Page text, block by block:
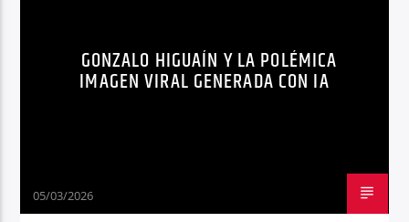
GONZALO HIGUAÍN Y LA POLÉMICA
IMAGEN VIRAL GENERADA CON IA
05/03/2026